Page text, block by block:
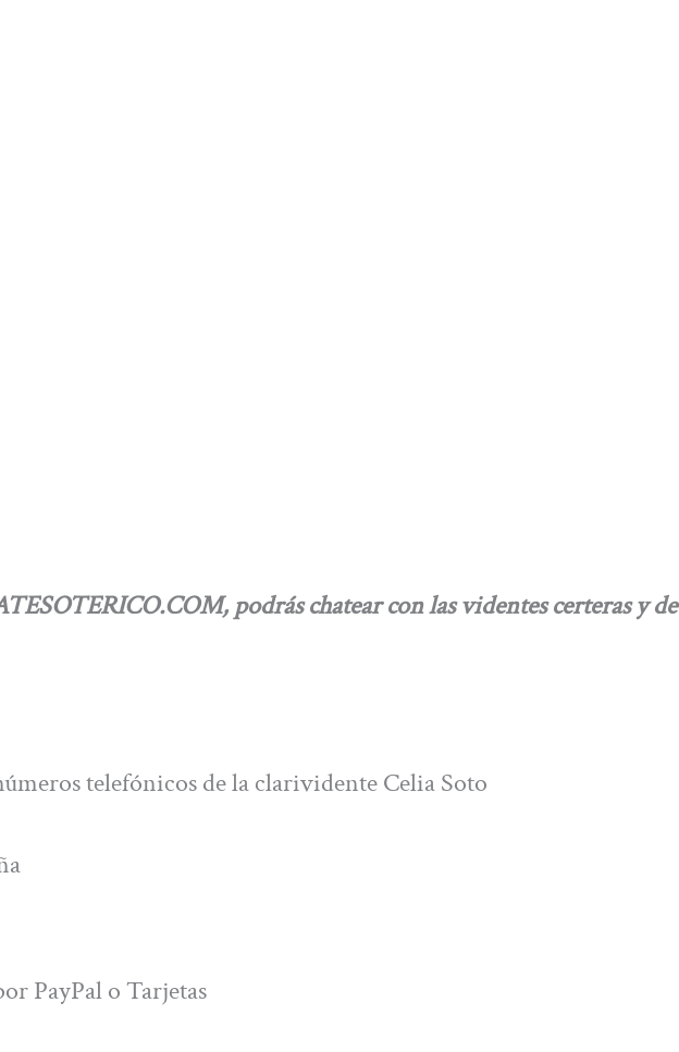
podrás chatear con las videntes certeras y de
telefónicos de la clarividente Celia Soto
PayPal o Tarjetas